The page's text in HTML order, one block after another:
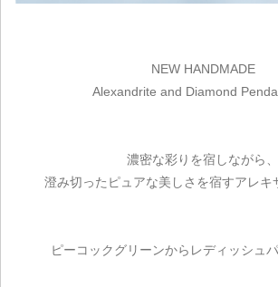
NEW HANDMADE
Alexandrite and Diamond
濃密な彩りを宿しながら、
澄み切ったピュアな美しさを宿すアレキ
ピーコックグリーンからレディッシュパ